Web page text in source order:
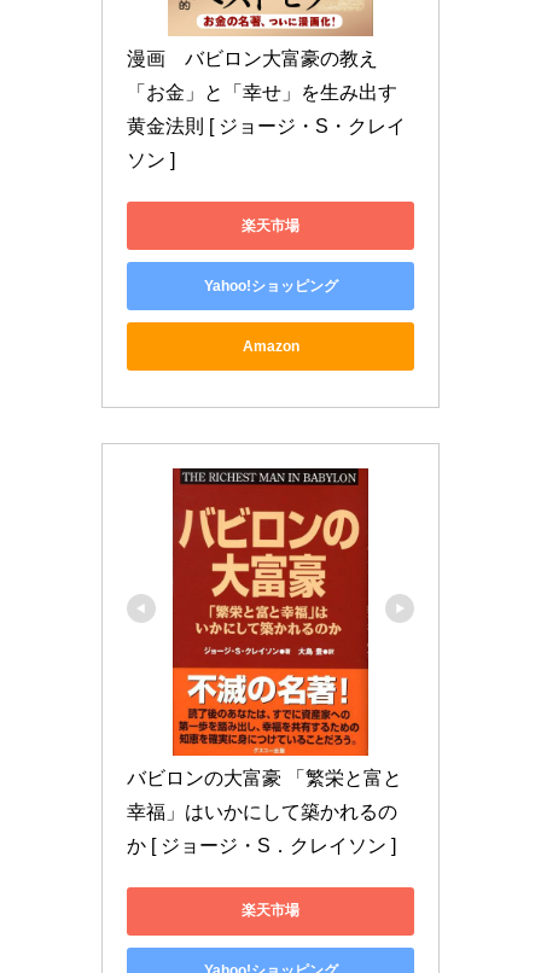
漫画　バビロン大富豪の教え
「お金」と「幸せ」を生み出す
黄金法則 [ ジョージ・S・クレイ
ソン ]
楽天市場
Yahoo!ショッピング
Amazon
バビロンの大富豪 「繁栄と富と
幸福」はいかにして築かれるの
か [ ジョージ・S．クレイソン ]
楽天市場